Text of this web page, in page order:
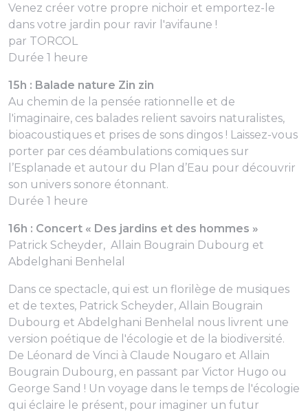
Venez créer votre propre nichoir et emportez-le
dans votre jardin pour ravir l'avifaune !
par TORCOL
Durée 1 heure
15h : Balade nature Zin zin
Au chemin de la pensée rationnelle et de
l'imaginaire, ces balades relient savoirs naturalistes,
bioacoustiques et prises de sons dingos ! Laissez-vous
porter par ces déambulations comiques sur
l’Esplanade et autour du Plan d’Eau pour découvrir
son univers sonore étonnant.
Durée 1 heure
16h : Concert « Des jardins et des hommes »
Patrick Scheyder, Allain Bougrain Dubourg et
Abdelghani Benhelal
Dans ce spectacle, qui est un florilège de musiques
et de textes, Patrick Scheyder, Allain Bougrain
Dubourg et Abdelghani Benhelal nous livrent une
version poétique de l'écologie et de la biodiversité.
De Léonard de Vinci à Claude Nougaro et Allain
Bougrain Dubourg, en passant par Victor Hugo ou
George Sand ! Un voyage dans le temps de l'écologie
qui éclaire le présent, pour imaginer un futur